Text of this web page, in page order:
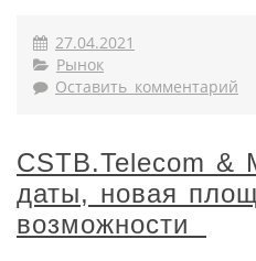
27.04.2021
Рынок
Оставить комментарий
CSTB.Telecom
даты, новая
возможности